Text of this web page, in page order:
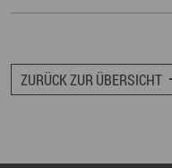
ZURÜCK ZUR ÜBERSICHT